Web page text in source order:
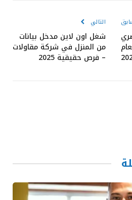
التالي
شغل اون لاين مدخل بيانات
من المنزل في شركة مقاولات
– فرص حقيقية 2025